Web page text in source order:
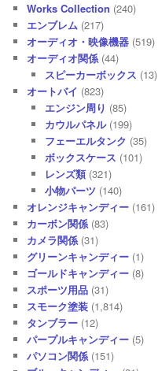
Works Collection (240)
エンブレム (217)
オーディオ・映像機器 (519)
オーディオ関係 (44)
スピーカーボックス (13)
オートバイ (823)
エンジン周り (85)
カウルパネル(199)
フェーエルタンク (35)
ボックスケース (101)
レンズ類(321)
小物パーツ (140)
オレンジキャンディー (161)
カーボン関係 (83)
カメラ関係 (31)
グリーンキャンディー (1)
ゴールドキャンディー (8)
スポーツ用品 (31)
スモーク塗装 (1,814)
タンブラー (12)
パープルキャンディー (5)
パソコン関係 (151)